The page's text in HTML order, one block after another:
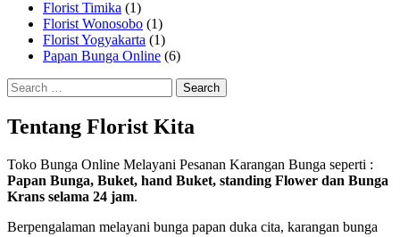
Florist Timika (1)
Florist Wonosobo (1)
Florist Yogyakarta (1)
Papan Bunga Online (6)
Search
for:
Tentang Florist Kita
Toko Bunga Online Melayani Pesanan Karangan Bunga seperti :
Papan Bunga, Buket, hand Buket, standing Flower dan Bunga
Krans selama 24 jam.
Berpengalaman melayani bunga papan duka cita, karangan bunga